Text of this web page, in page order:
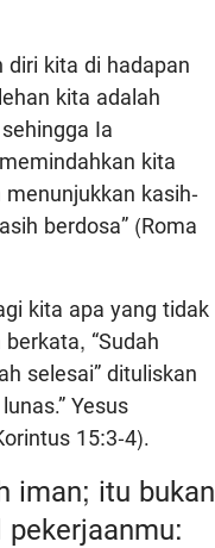
kita di hadapan
kita adalah
Ia
kita
menunjukkan kasih-
berdosa” (Roma
kita apa yang tidak
“Sudah
selesai” dituliskan
Yesus
15:3-4).
iman; itu bukan